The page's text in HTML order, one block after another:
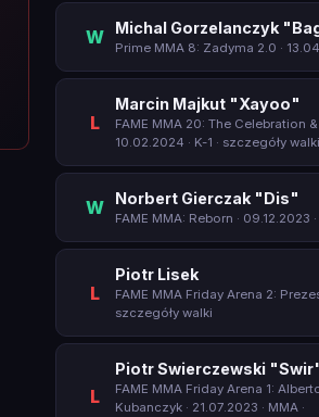
W Michal Gorzelanczyk
Prime MMA 8: Zadyma 2.0 ·
L
Marcin Majkut "Xayoo"
FAME MMA 20: The Celebration
10.02.2024 · K-1 · szczegóły walki
W Norbert Gierczak "Dis"
FAME MMA: Reborn · 09.12.2023 ·
L
Piotr Lisek
FAME MMA Friday Arena 2:
szczegóły walki
L
Piotr Swierczewski
FAME MMA Friday Arena 1:
Kubanczyk · 21.07.2023 · MMA ·